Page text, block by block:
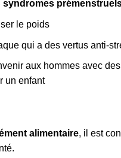
syndromes
le poids
qui a des vertus anti-
aux hommes avec des
un enfant
alimentaire, il est